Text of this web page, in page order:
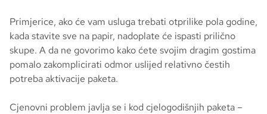
Primjerice, ako će vam usluga trebati otprilike pola godine,
kada stavite sve na papir, nadoplate će ispasti prilično
skupe. A da ne govorimo kako ćete svojim dragim gostima
pomalo zakomplicirati odmor uslijed relativno čestih
potreba aktivacije paketa.
Cjenovni problem javlja se i kod cjelogodišnjih paketa –